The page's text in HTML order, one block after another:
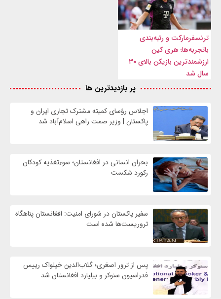
ترنسفرمارکت و رتبه‌بندی
باتجربه‌ها؛ هری کین
ارزشمندترین بازیکن بالای ۳۰
سال شد
پر بازدیدترین ها
اجلاس رؤسای کمیته مشترک تجاری ایران و
پاکستان | وزیر صمت راهی اسلام‌آباد شد
بحران انسانی در افغانستان؛ سوءتغذیه کودکان
رکورد شکست
سفیر پاکستان در شورای امنیت: افغانستان پناهگاه
تروریست‌ها شده است
پس از ترور اصغری؛ گلاب‌الدین خپلواک رییس
فدراسیون سنوکر و بیلیارد افغانستان شد